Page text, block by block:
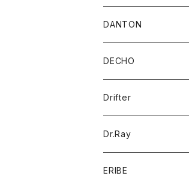
パーカー
Tシャツ
パーカー
ブラウス
ウォレット
カードケース
バッグ
DANTON
アウター
コート
ジャケット
アクセサリー
バッグ
キッズ
シャツ
グッズ
DECHO
帽子
Drifter
Dr.Ray
ERIBE